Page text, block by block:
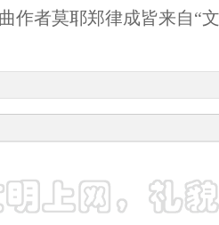
作者莫耶郑律成皆来自“